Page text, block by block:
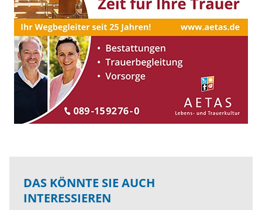
DAS KÖNNTE SIE AUCH
INTERESSIEREN